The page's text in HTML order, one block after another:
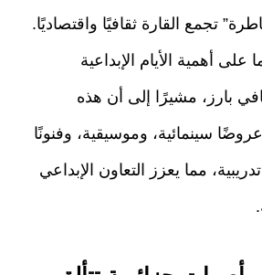
تجمع القارة ثقافيًا واقتصاديًا.
على أهمية الأيام الإبداعية
بارز، مشيرًا إلى أن هذه
سينمائية، وموسيقية، وفنونًا
مما يعزز التعاون الإبداعي